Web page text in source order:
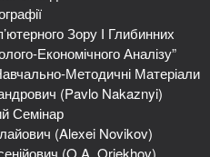
Зору І Глибинних
Економічного Аналізу”
Методичні Матеріали
(Pavlo Nakaznyi)
Семінар
(Alexei Novikov)
(O.A. Oriekhov)